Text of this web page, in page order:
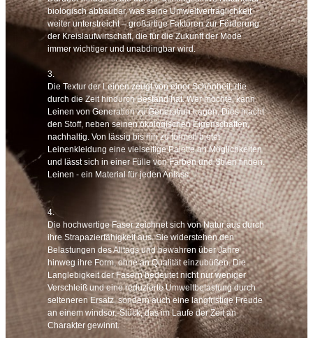
biologisch abbaubar, was seine Umweltverträglichkeit
weiter unterstreicht – großartige Faktoren zur Förderung
der Kreislaufwirtschaft, die für die Zukunft der Mode
immer wichtiger und unabdingbar wird.
3.
Die Textur der Leinen zeugt von einer Schönheit, die
durch die Zeit hindurch Bestand hat. Wer möchte, kann
Leinen von Generation zu Generation tragen. Dies macht
den Stoff, neben seinen ökologischen Eigenschaften,
nachhaltig. Von lässig bis hin zu formell bietet
Leinenkleidung eine vielseitige Palette an Möglichkeiten
und lässt sich in einer Fülle von Farben und Stilen finden.
Leinen - ein Material für jeden Anlass.
4.
Die hochwertige Faser zeichnet sich von Natur aus durch
ihre Strapazierfähigkeit aus. Sie widerstehen den
Belastungen des Alltags und bewahren über Jahre
hinweg ihre Form, ohne an Qualität einzubüßen. Die
Langlebigkeit der Fasern bedeutet nicht nur weniger
Verschleiß und eine reduzierte Umweltbelastung durch
selteneren Ersatz, sondern auch eine langfristige Freude
an einem windsor.-Stück, das im Laufe der Zeit an
Charakter gewinnt.